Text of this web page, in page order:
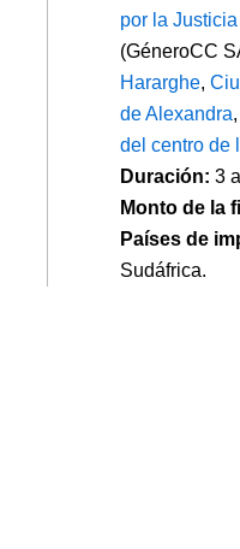
por la
(GéneroCC
Hararghe,
de Alexandra,
del centro de
Duración: 3
Monto de la
Países de
Sudáfrica.